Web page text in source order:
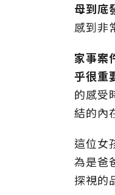
母到底
感到非
家事案
乎很重
的感受
結的內
這位女
為是爸
探視的